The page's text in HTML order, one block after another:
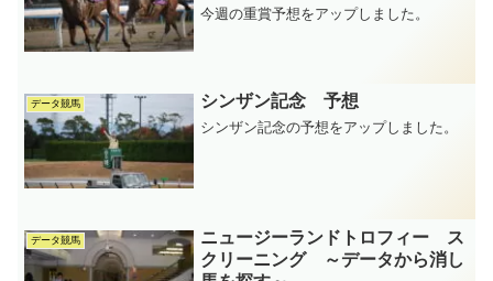
今週の重賞予想をアップしました。
データ競馬 シンザン記念 予想
シンザン記念の予想をアップしました。
データ競馬
ニュージーランドトロフィー ス
クリーニング ～データから消し